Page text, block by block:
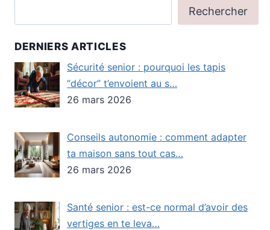
Rechercher
DERNIERS ARTICLES
Sécurité senior : pourquoi les tapis
“décor” t’envoient au s…
26 mars 2026
Conseils autonomie : comment adapter
ta maison sans tout cas…
26 mars 2026
Santé senior : est-ce normal d’avoir des
vertiges en te leva…